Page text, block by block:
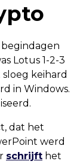
Lotus 1-2-3
keihard
in Windows.
dat het
werd
schrijft het